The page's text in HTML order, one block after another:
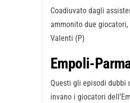
Coadiuvato dagli
ammonito due
Valenti (P)
Empoli-
Questi gli episodi dubbi
invano i giocatori